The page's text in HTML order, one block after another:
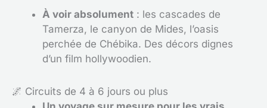
À voir absolument : les cascades de
Tamerza, le canyon de Mides, l’oasis
perchée de Chébika. Des décors dignes
d’un film hollywoodien.
🌌 Circuits de 4 à 6 jours ou plus